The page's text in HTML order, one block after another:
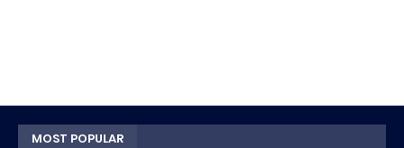
MOST POPULAR